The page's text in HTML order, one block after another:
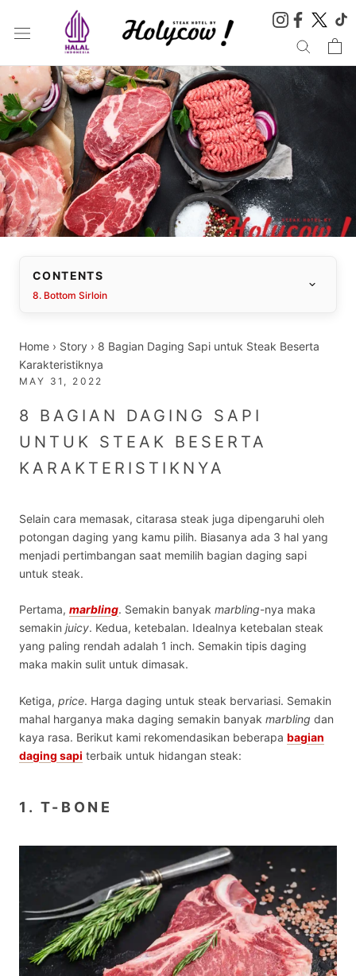
CONTENTS
8. Bottom Sirloin
Home › Story › 8 Bagian Daging Sapi untuk Steak Beserta
Karakteristiknya
MAY 31, 2022
8 BAGIAN DAGING SAPI
UNTUK STEAK BESERTA
KARAKTERISTIKNYA
Selain cara memasak, citarasa steak juga dipengaruhi oleh
potongan daging yang kamu pilih. Biasanya ada 3 hal yang
menjadi pertimbangan saat memilih bagian daging sapi
untuk steak.
Pertama, marbling. Semakin banyak marbling-nya maka
semakin juicy. Kedua, ketebalan. Idealnya ketebalan steak
yang paling rendah adalah 1 inch. Semakin tipis daging
maka makin sulit untuk dimasak.
Ketiga, price. Harga daging untuk steak bervariasi. Semakin
mahal harganya maka daging semakin banyak marbling dan
kaya rasa. Berikut kami rekomendasikan beberapa bagian
daging sapi terbaik untuk hidangan steak:
1. T-BONE